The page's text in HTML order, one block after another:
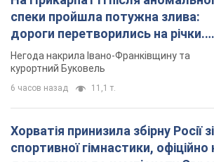
спеки пройшла потужна злива:
дороги перетворились на річки.
Відео
Негода накрила Івано-Франківщину та
курортний Буковель
6 часов назад 11,1 т.
Хорватія принизила збірну Росії зі
спортивної гімнастики, офіційно